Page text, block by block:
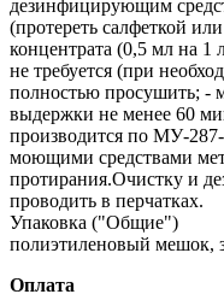
дезинфицирующим
(протереть салфеткой
концентрата (0,5 мл на 1
не требуется (при
полностью просушить; -
выдержки не менее 60
производится по
моющими средствами
протирания.Очистку и
проводить в перчатках.
Упаковка ("Общие")
полиэтиленовый мешок,
Оплата